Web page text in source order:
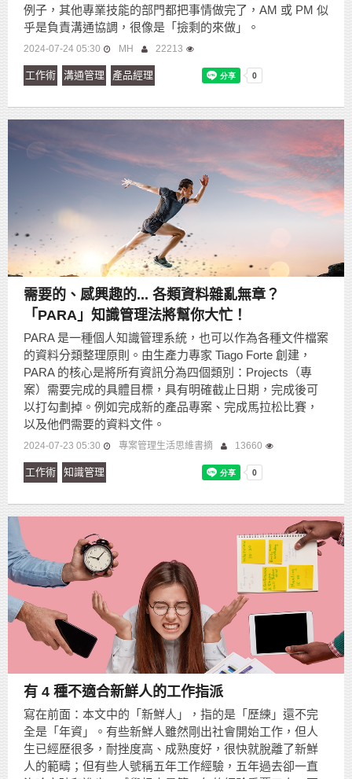
例子，其他專業技能的部門都把事情做完了，AM 或 PM 似
乎是負責溝通協調，很像是「撿剩的來做」。
2024-07-24 05:30 MH 22213
工作術 溝通管理 產品經理
需要的、感興趣的... 各類資料雜亂無章？
「PARA」知識管理法將幫你大忙！
PARA 是一種個人知識管理系統，也可以作為各種文件檔案
的資料分類整理原則。由生產力專家 Tiago Forte 創建，
PARA 的核心是將所有資訊分為四個類別：Projects（專
案）需要完成的具體目標，具有明確截止日期，完成後可
以打勾劃掉。例如完成新的產品專案、完成馬拉松比賽，
以及他們需要的資料文件。
2024-07-23 05:30 專案管理生活思維書摘 13660
工作術 知識管理
有 4 種不適合新鮮人的工作指派
寫在前面：本文中的「新鮮人」，指的是「歷練」還不完
全是「年資」。有些新鮮人雖然剛出社會開始工作，但人
生已經歷很多，耐挫度高、成熟度好，很快就脫離了新鮮
人的範疇；但有些人號稱五年工作經驗，五年過去卻一直